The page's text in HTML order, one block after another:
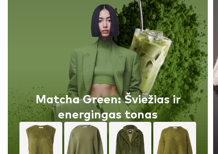
Matcha Green: Šviežias ir
energingas tonas